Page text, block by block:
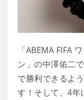
「ABEMA FIFA
ン」の中澤佑二
で勝利できるよ
す！そして、4年